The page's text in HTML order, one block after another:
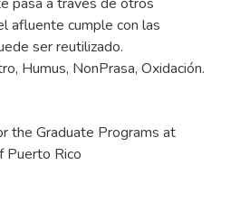
afluente cumple con las
ser reutilizado.
Humus, NonPrasa, Oxidación.
the Graduate Programs at
Puerto Rico